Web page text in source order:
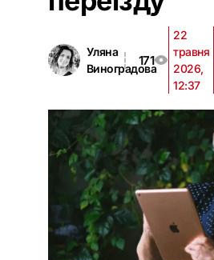
Уляна
Виноградова
171
22
травня
2026,
12:37